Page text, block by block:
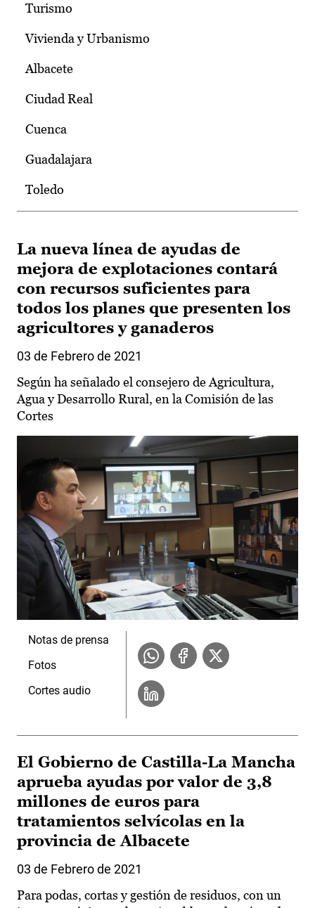
Turismo
Vivienda y Urbanismo
Albacete
Ciudad Real
Cuenca
Guadalajara
Toledo
La nueva línea de ayudas de
mejora de explotaciones contará
con recursos suficientes para
todos los planes que presenten los
agricultores y ganaderos
03 de Febrero de 2021
Según ha señalado el consejero de Agricultura,
Agua y Desarrollo Rural, en la Comisión de las
Cortes
Notas de prensa
Fotos
Cortes audio
El Gobierno de Castilla-La Mancha
aprueba ayudas por valor de 3,8
millones de euros para
tratamientos selvícolas en la
provincia de Albacete
03 de Febrero de 2021
Para podas, cortas y gestión de residuos, con un